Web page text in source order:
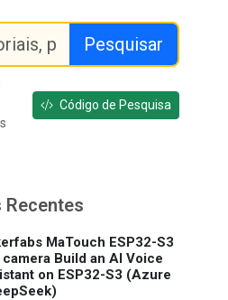
Pesquisar
Código de Pesquisa
MaTouch ESP32-S3
camera Build an AI Voice
on ESP32-S3 (Azure